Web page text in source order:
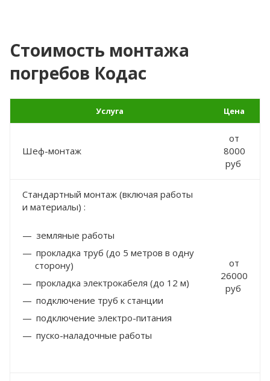
Стоимость монтажа
погребов Кодас
Услуга Цена
Шеф-монтаж
от
8000
руб
Стандартный монтаж (включая работы
и материалы) :
земляные работы
прокладка труб (до 5 метров в одну
сторону)
прокладка электрокабеля (до 12 м)
подключение труб к станции
подключение электро-питания
пуско-наладочные работы
от
26000
руб